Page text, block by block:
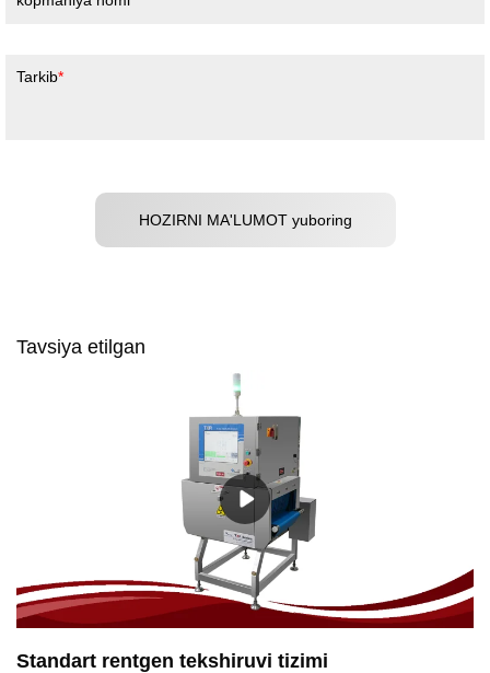
Tarkib
HOZIRNI MA'LUMOT yuboring
Tavsiya etilgan
Standart rentgen tekshiruvi tizimi